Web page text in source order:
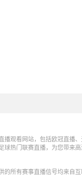
播观看网站，包括欧冠直播
球热门联赛直播，为您带来
的所有赛事直播信号均来自